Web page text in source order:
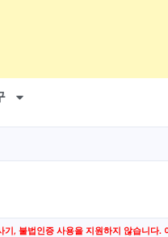
기, 불법인증 사용을 지원하지 않습니다.